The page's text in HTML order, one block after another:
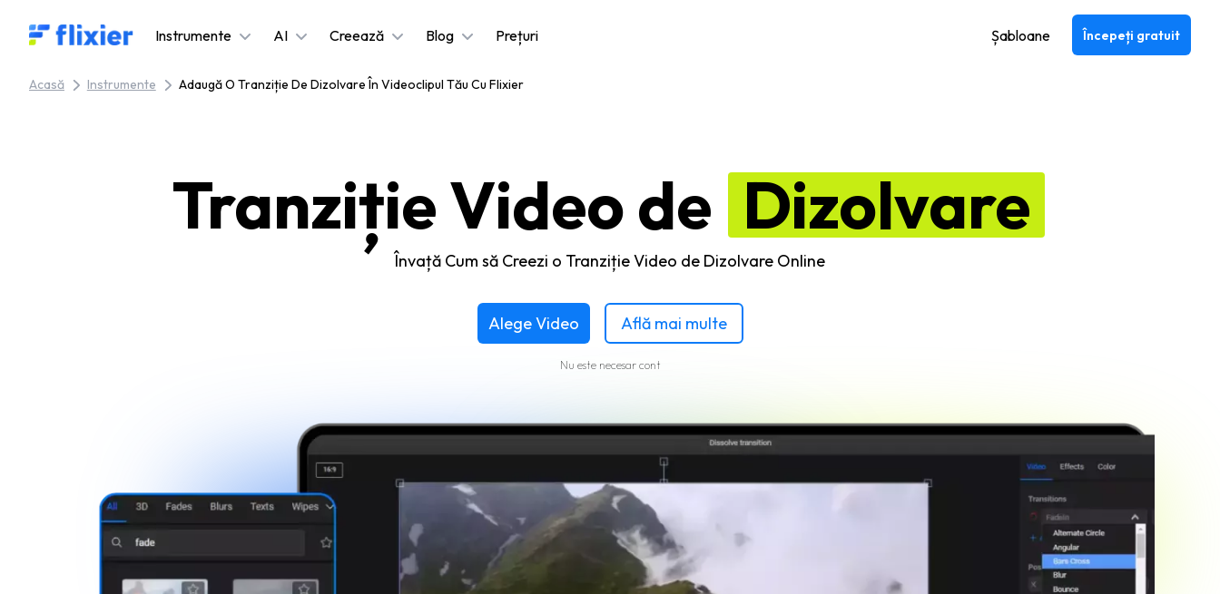
Flixier logo - Home Instrumente AI Creează Blog Prețuri Șabloane Începeți gratuit
Acasă Instrumente Adaugă O Tranziție De Dizolvare În Videoclipul Tău Cu Flixier
Tranziție Video de Dizolvare
Învață Cum să Creezi o Tranziție Video de Dizolvare Online
Alege Video Află mai multe
Nu este necesar cont